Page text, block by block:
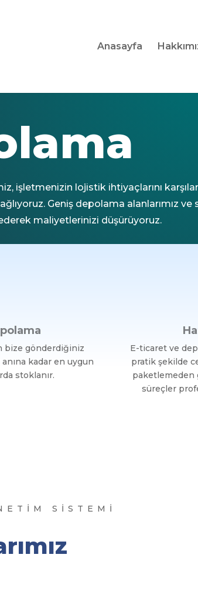
Anasayfa
işletmenizin lojistik ihtiyaçlarını
Geniş depolama alanlarımız
maliyetlerinizi düşürüyoruz.
bize gönderdiğiniz
kadar en uygun
stoklanır.
E-ticaret ve
pratik şekilde
paketlemeden
süreçler
SİSTEMİ